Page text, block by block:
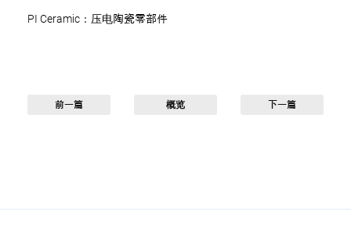
PI Ceramic：压电陶瓷零部件
前一篇 概览 下一篇